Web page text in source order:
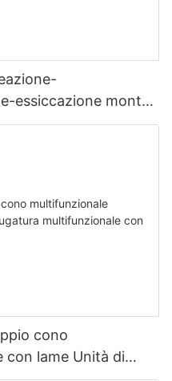
essiccazione montati
cono
con lame Unità di